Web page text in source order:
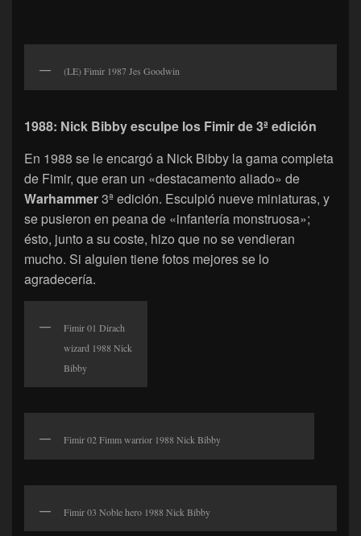
(LE) Fimir 1987 Jes Goodwin
1988: Nick Bibby esculpe los Fimir de 3ª edición
En 1988 se le encargó a Nick Bibby la gama completa
de Fimir, que eran un «destacamento aliado» de
Warhammer3ª edición. Esculpió nueve miniaturas, y
se pusieron en peana de «infantería monstruosa»;
ésto, junto a su coste, hizo que no se vendieran
mucho. Si alguien tiene fotos mejores se lo
agradecería.
Fimir 01 Dirach
wizard 1988 Nick
Bibby
Fimir 02 Fimm warrior 1988 Nick Bibby
Fimir 03 Noble hero 1988 Nick Bibby